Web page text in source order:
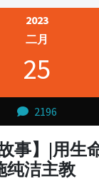
2023
二月
25
2196
事】|用生
洁主教